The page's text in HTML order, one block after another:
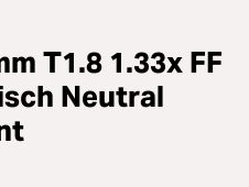
T1.8 1.33x FF
Neutral